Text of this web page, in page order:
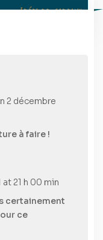
2 décembre
à faire !
21 h 00 min
certainement
ce